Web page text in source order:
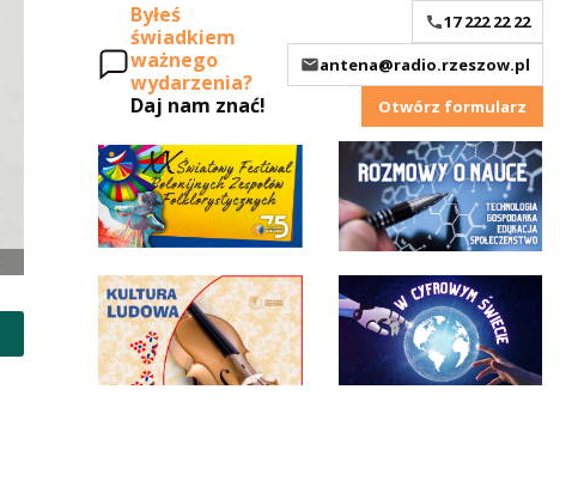
Byłeś
świadkiem
ważnego
wydarzenia?
Daj nam znać!
17 222 22 22
antena@radio.rzeszow.pl
Otwórz formularz